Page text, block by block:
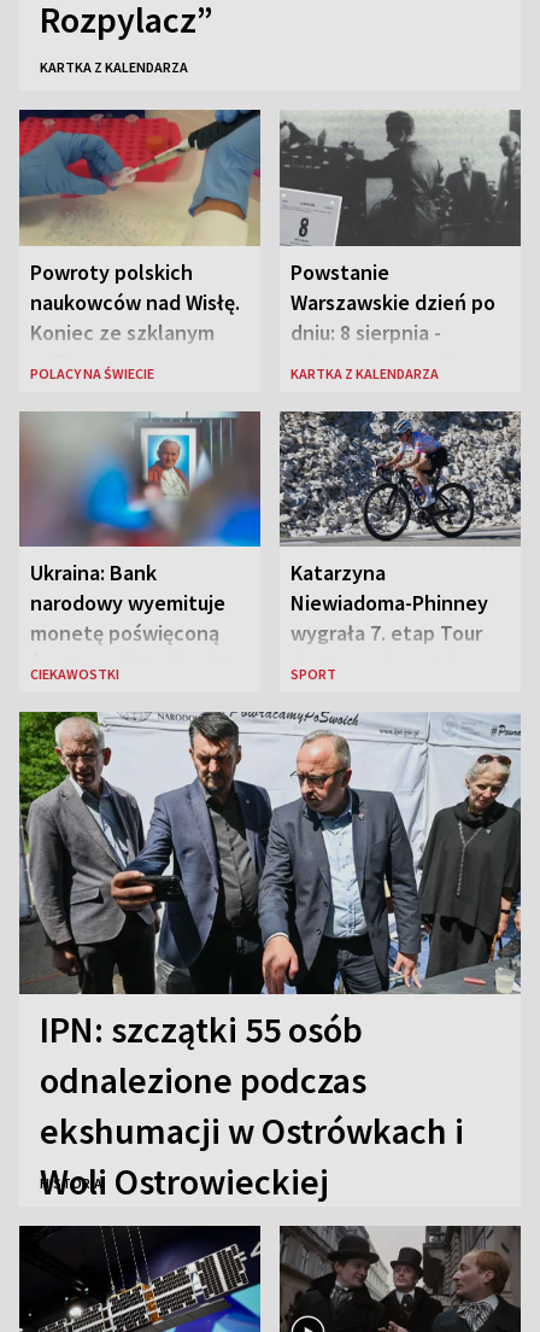
Rozpylacz”
KARTKA Z KALENDARZA
Powroty polskich
naukowców nad Wisłę.
Koniec ze szklanym
sufitem
POLACY NA ŚWIECIE
Powstanie
Warszawskie dzień po
dniu: 8 sierpnia -
rozbrzmiewa radio
„Antka Rozpylacza”
KARTKA Z KALENDARZA
Ukraina: Bank
narodowy wyemituje
monetę poświęconą
św. Janowi Pawłowi II
CIEKAWOSTKI
Katarzyna
Niewiadoma-Phinney
wygrała 7. etap Tour
de France i została
SPORT
IPN: szczątki 55 osób
odnalezione podczas
ekshumacji w Ostrówkach i
Woli Ostrowieckiej
HISTORIA